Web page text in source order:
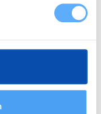
es más
que te